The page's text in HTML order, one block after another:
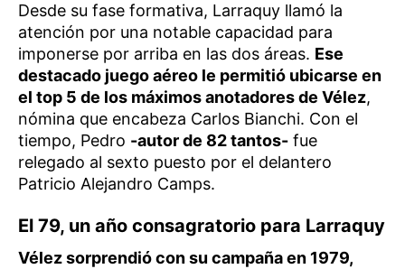
Desde su fase formativa, Larraquy llamó la
atención por una notable capacidad para
imponerse por arriba en las dos áreas. Ese
destacado juego aéreo le permitió ubicarse en
el top 5 de los máximos anotadores de Vélez,
nómina que encabeza Carlos Bianchi. Con el
tiempo, Pedro -autor de 82 tantos- fue
relegado al sexto puesto por el delantero
Patricio Alejandro Camps.
El 79, un año consagratorio para Larraquy
Vélez sorprendió con su campaña en 1979,